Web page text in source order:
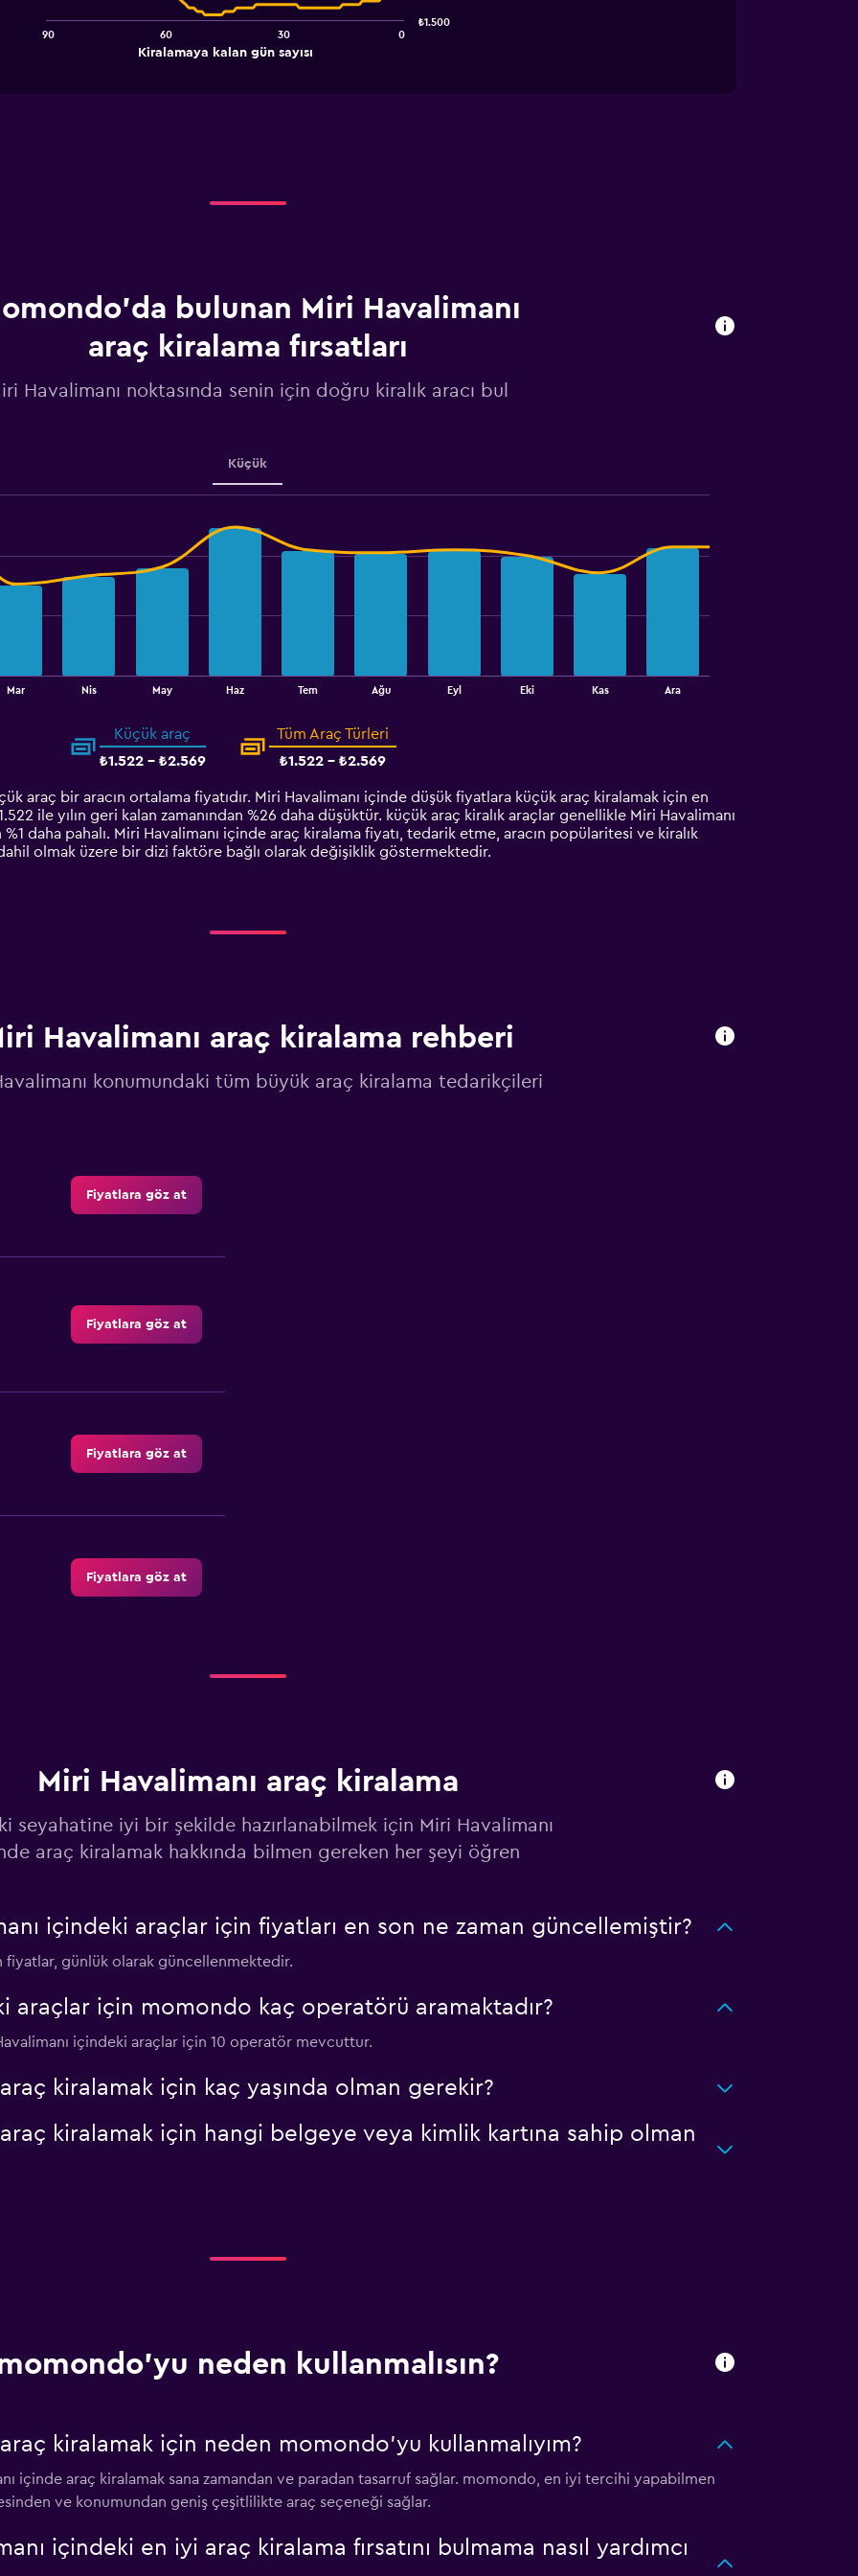
The
chart
axis
3000.
Kiralamaya kalan gün sayısı
90 60 30 0
₺1.500
bulunan Miri Havalimanı
araç kiralama fırsatları
Havalimanı noktasında senin için doğru kiralık aracı bul
Küçük
Mar Nis May Haz Tem Ağu Eyl Eki Kas Ara
Küçük araç
₺1.522 - ₺2.569
Tüm Araç Türleri
₺1.522 - ₺2.569
araç bir aracın ortalama fiyatıdır. Miri Havalimanı içinde düşük fiyatlara küçük araç kiralamak için en
ile yılın geri kalan zamanından %26 daha düşüktür. küçük araç kiralık araçlar genellikle Miri Havalimanı
daha pahalı. Miri Havalimanı içinde araç kiralama fiyatı, tedarik etme, aracın popülaritesi ve kiralık
dahil olmak üzere bir dizi faktöre bağlı olarak değişiklik göstermektedir.
Havalimanı araç kiralama rehberi
konumundaki tüm büyük araç kiralama tedarikçileri
Fiyatlara göz at
Fiyatlara göz at
Fiyatlara göz at
Fiyatlara göz at
Fiyatlara göz at
Miri Havalimanı araç kiralama
seyahatine iyi bir şekilde hazırlanabilmek için Miri Havalimanı
araç kiralamak hakkında bilmen gereken her şeyi öğren
içindeki araçlar için fiyatları en son ne zaman güncellemiştir?
fiyatlar, günlük olarak güncellenmektedir.
araçlar için momondo kaç operatörü aramaktadır?
içindeki araçlar için 10 operatör mevcuttur.
kiralamak için kaç yaşında olman gerekir?
kiralamak için hangi belgeye veya kimlik kartına sahip olman
neden kullanmalısın?
kiralamak için neden momondo'yu kullanmalıyım?
içinde araç kiralamak sana zamandan ve paradan tasarruf sağlar. momondo, en iyi tercihi yapabilmen
ve konumundan geniş çeşitlilikte araç seçeneği sağlar.
içindeki en iyi araç kiralama fırsatını bulmama nasıl yardımcı